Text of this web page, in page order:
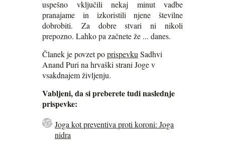
uspešno vključili nekaj minut vadbe
pranajame in izkoristili njene številne
dobrobiti. Za dobre stvari ni nikoli
prepozno. Lahko pa začnete že ... danes.
Članek je povzet poprispevku Sadhvi
Anand Puri na hrvaški strani Joge v
vsakdnajem življenju.
Vabljeni, da si preberete tudi naslednje
prispevke:
Joga kot preventiva proti koroni: Joga
nidra